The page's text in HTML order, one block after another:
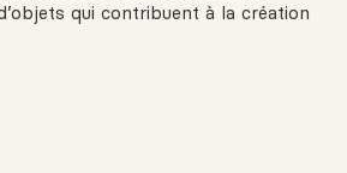
qui contribuent à la création